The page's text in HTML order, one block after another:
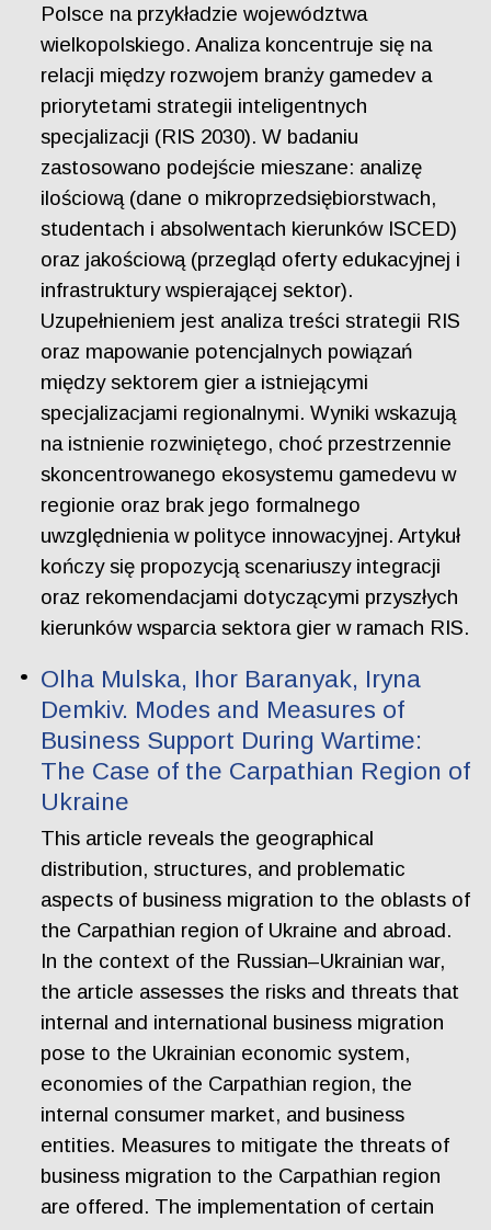
Polsce na przykładzie województwa
wielkopolskiego. Analiza koncentruje się na
relacji między rozwojem branży gamedev a
priorytetami strategii inteligentnych
specjalizacji (RIS 2030). W badaniu
zastosowano podejście mieszane: analizę
ilościową (dane o mikroprzedsiębiorstwach,
studentach i absolwentach kierunków ISCED)
oraz jakościową (przegląd oferty edukacyjnej i
infrastruktury wspierającej sektor).
Uzupełnieniem jest analiza treści strategii RIS
oraz mapowanie potencjalnych powiązań
między sektorem gier a istniejącymi
specjalizacjami regionalnymi. Wyniki wskazują
na istnienie rozwiniętego, choć przestrzennie
skoncentrowanego ekosystemu gamedevu w
regionie oraz brak jego formalnego
uwzględnienia w polityce innowacyjnej. Artykuł
kończy się propozycją scenariuszy integracji
oraz rekomendacjami dotyczącymi przyszłych
kierunków wsparcia sektora gier w ramach RIS.
Olha Mulska, Ihor Baranyak, Iryna
Demkiv. Modes and Measures of
Business Support During Wartime:
The Case of the Carpathian Region of
Ukraine
This article reveals the geographical
distribution, structures, and problematic
aspects of business migration to the oblasts of
the Carpathian region of Ukraine and abroad.
In the context of the Russian–Ukrainian war,
the article assesses the risks and threats that
internal and international business migration
pose to the Ukrainian economic system,
economies of the Carpathian region, the
internal consumer market, and business
entities. Measures to mitigate the threats of
business migration to the Carpathian region
are offered. The implementation of certain